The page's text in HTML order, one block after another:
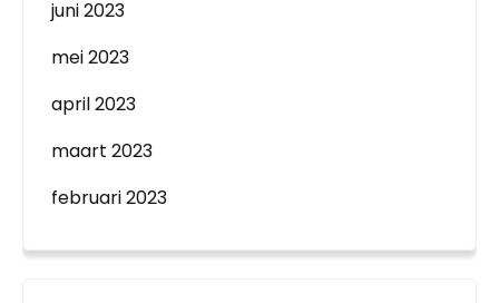
juni 2023
mei 2023
april 2023
maart 2023
februari 2023